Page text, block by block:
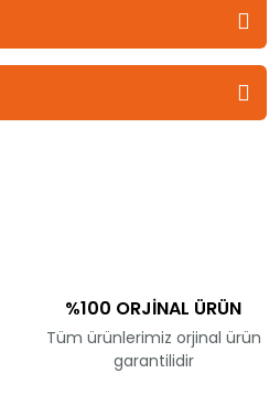
%100 ORJİNAL ÜRÜN
Tüm ürünlerimiz orjinal ürün
garantilidir